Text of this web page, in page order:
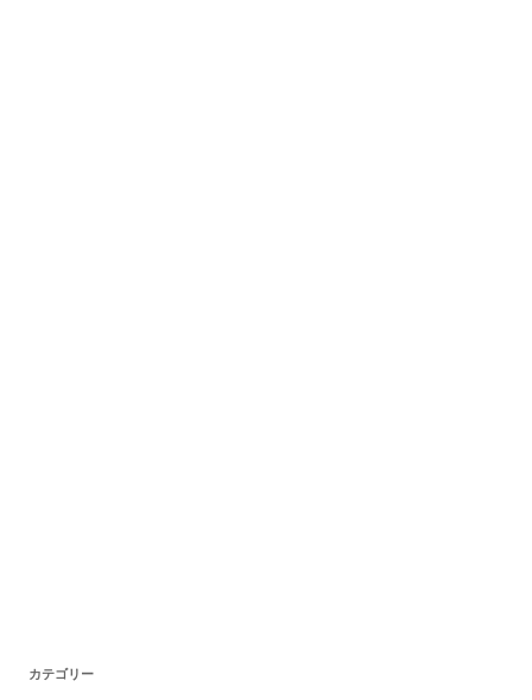
カテゴリー